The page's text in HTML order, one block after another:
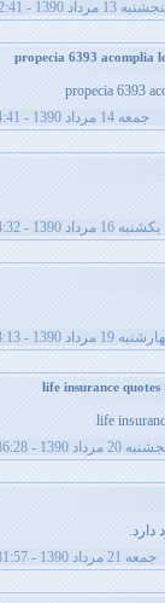
13 مرداد 1390 - 11:32:41 بعد از ظهر
propecia 6393
جمعه 14 مرداد 1390 - 3:04:41 قبل از ظهر
يکشنبه 16 مرداد 1390 - 6:24:32 قبل از ظهر
19 مرداد 1390 - 3:43:13 قبل از ظهر
life
مرداد 1390 - 12:36:28 قبل از ظهر
جمعه 21 مرداد 1390 - 11:31:57 قبل از ظهر